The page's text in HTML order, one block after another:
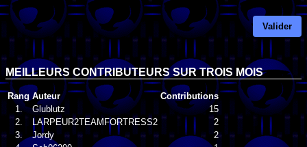
Valider
MEILLEURS CONTRIBUTEURS SUR TROIS MOIS
Rang Auteur
Contributions
1.
Glublutz
15
2.
LARPEUR2TEAMFORTRESS2
2
3.
Jordy
2